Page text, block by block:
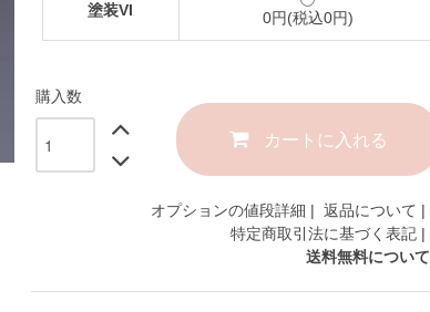
塗装VI 0円(税込0円)
購入数
カートに入れる
オプションの値段詳細 | 返品について |
特定商取引法に基づく表記 |
送料無料について